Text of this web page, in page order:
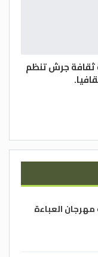
ثقافة جرش تنظم
العباءة